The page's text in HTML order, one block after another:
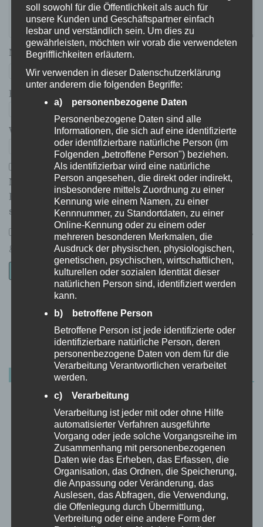
Name*
E-Mail-Adresse
Website
Name, E-Mail-Adresse und Website in diesem
Browser für meinen nächsten Kommentar
speichern.
Ich habe dieDatenschutzerklärungzur Kenntnis
genommen.
Datenschutzerklärung|Datenauszug|Datenschutzeinstellungen
Löschanfrage|Fotonachweise |Impressum
AKTUELLER BUCHTIPP
soll sowohl für die Öffentlichkeit als auch für
unsere Kunden und Geschäftspartner einfach
lesbar und verständlich sein. Um dies zu
gewährleisten, möchten wir vorab die verwendeten
Begrifflichkeiten erläutern.
Wir verwenden in dieser Datenschutzerklärung
unter anderem die folgenden Begriffe:
a) personenbezogene Daten
Personenbezogene Daten sind alle
Informationen, die sich auf eine identifizierte
oder identifizierbare natürliche Person (im
Folgenden „betroffene Person") beziehen.
Als identifizierbar wird eine natürliche
Person angesehen, die direkt oder indirekt,
insbesondere mittels Zuordnung zu einer
Kennung wie einem Namen, zu einer
Kennnummer, zu Standortdaten, zu einer
Online-Kennung oder zu einem oder
mehreren besonderen Merkmalen, die
Ausdruck der physischen, physiologischen,
genetischen, psychischen, wirtschaftlichen,
kulturellen oder sozialen Identität dieser
natürlichen Person sind, identifiziert werden
kann.
b) betroffene Person
Betroffene Person ist jede identifizierte oder
identifizierbare natürliche Person, deren
personenbezogene Daten von dem für die
Verarbeitung Verantwortlichen verarbeitet
werden.
c) Verarbeitung
Verarbeitung ist jeder mit oder ohne Hilfe
automatisierter Verfahren ausgeführte
Vorgang oder jede solche Vorgangsreihe im
Zusammenhang mit personenbezogenen
Daten wie das Erheben, das Erfassen, die
Organisation, das Ordnen, die Speicherung,
die Anpassung oder Veränderung, das
Auslesen, das Abfragen, die Verwendung,
die Offenlegung durch Übermittlung,
Verbreitung oder eine andere Form der